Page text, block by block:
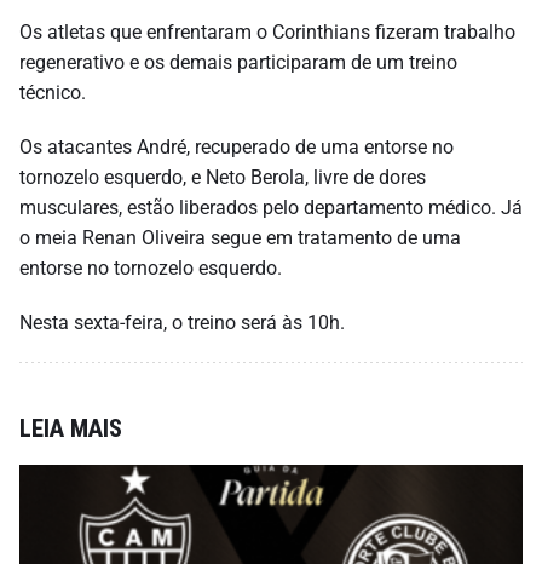
Os atletas que enfrentaram o Corinthians fizeram trabalho
regenerativo e os demais participaram de um treino
técnico.
Os atacantes André, recuperado de uma entorse no
tornozelo esquerdo, e Neto Berola, livre de dores
musculares, estão liberados pelo departamento médico. Já
o meia Renan Oliveira segue em tratamento de uma
entorse no tornozelo esquerdo.
Nesta sexta-feira, o treino será às 10h.
LEIA MAIS